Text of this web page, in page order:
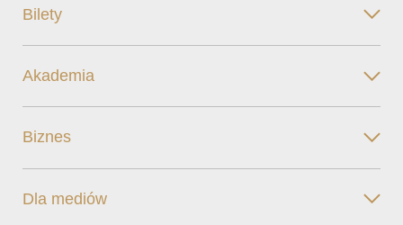
Bilety
Akademia
Biznes
Dla mediów